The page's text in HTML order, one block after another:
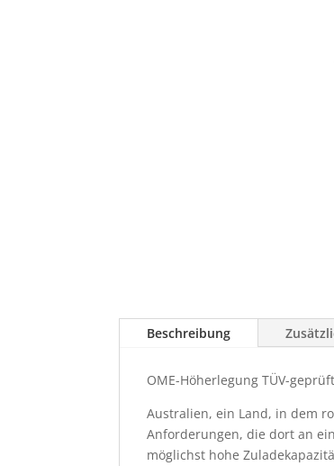
Beschreibung
OME-Höherlegung TÜV-
Australien, ein Land, in dem
Anforderungen, die dort an
möglichst hohe